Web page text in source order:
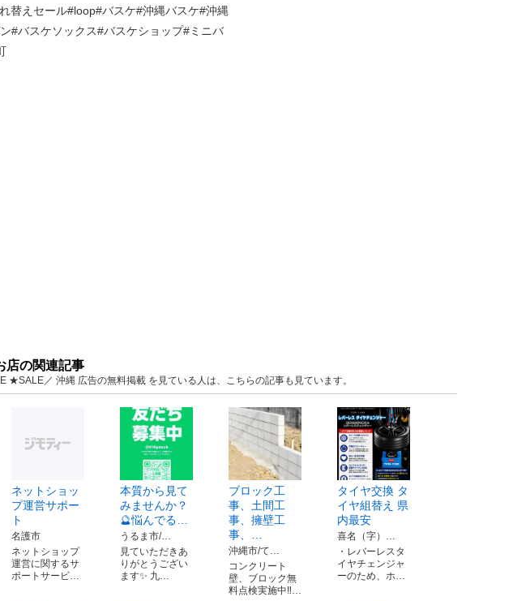
替えセール#loop#バスケ#沖縄バスケ#沖縄
#バスケソックス#バスケショップ#ミニバ
店の関連記事
★SALE／ 沖縄 広告の無料掲載 を見ている人は、こちらの記事も見ています。
ネットショッ
プ運営サポー
ト
名護市
ネットショップ
運営に関するサ
ポートサービ…
本質から見て
みませんか？
🔮悩んでる…
うるま市/…
見ていただきあ
りがとうござい
ます✨ 九…
ブロック工
事、土間工
事、擁壁工
事、…
沖縄市/て…
コンクリート
壁、ブロック無
料点検実施中‼…
タイヤ交換 タ
イヤ組替え 県
内最安
喜名（字）…
・レバーレスタ
イヤチェンジャ
ーのため、ホ…